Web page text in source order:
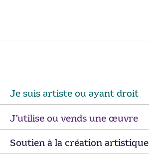
Je suis artiste ou ayant droit
J’utilise ou vends une œuvre
Soutien à la création artistique